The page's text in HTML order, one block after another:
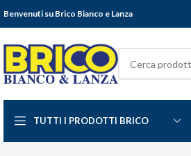
Benvenuti su Brico Bianco e Lanza
TUTTI I PRODOTTI BRICO